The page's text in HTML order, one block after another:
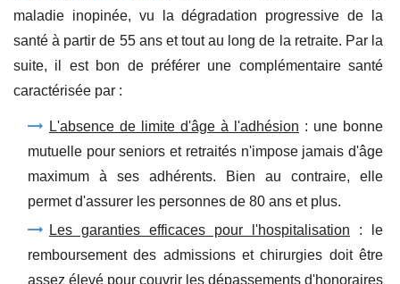
maladie inopinée, vu la dégradation progressive de la
santé à partir de 55 ans et tout au long de la retraite. Par la
suite, il est bon de préférer une complémentaire santé
caractérisée par :
L'absence de limite d'âge à l'adhésion : une bonne
mutuelle pour seniors et retraités n'impose jamais d'âge
maximum à ses adhérents. Bien au contraire, elle
permet d'assurer les personnes de 80 ans et plus.
Les garanties efficaces pour l'hospitalisation : le
remboursement des admissions et chirurgies doit être
assez élevé pour couvrir les dépassements d'honoraires